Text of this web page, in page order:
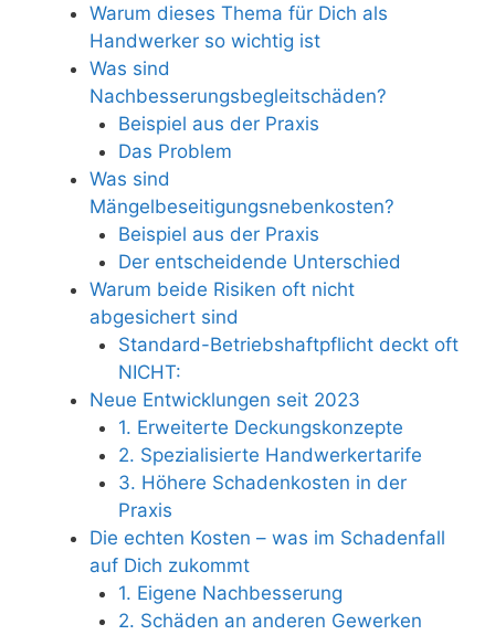
Warum dieses Thema für Dich als
Handwerker so wichtig ist
Was sind
Nachbesserungsbegleitschäden?
Beispiel aus der Praxis
Das Problem
Was sind
Mängelbeseitigungsnebenkosten?
Beispiel aus der Praxis
Der entscheidende Unterschied
Warum beide Risiken oft nicht
abgesichert sind
Standard-Betriebshaftpflicht deckt oft
NICHT:
Neue Entwicklungen seit 2023
1. Erweiterte Deckungskonzepte
2. Spezialisierte Handwerkertarife
3. Höhere Schadenkosten in der
Praxis
Die echten Kosten – was im Schadenfall
auf Dich zukommt
1. Eigene Nachbesserung
2. Schäden an anderen Gewerken